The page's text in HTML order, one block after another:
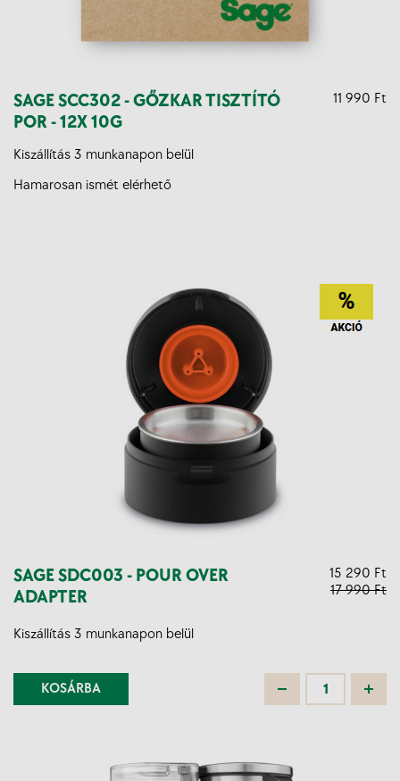
SAGE SCC302 - GŐZKAR TISZTÍTÓ
POR - 12X 10G
11 990 Ft
Kiszállítás 3 munkanapon belül
Hamarosan ismét elérhető
SAGE SDC003 - POUR OVER
ADAPTER
15 290 Ft
17 990 Ft
Kiszállítás 3 munkanapon belül
KOSÁRBA